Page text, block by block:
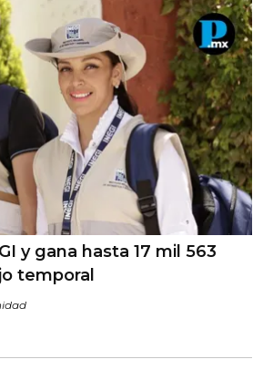
y gana hasta 17 mil 563
temporal